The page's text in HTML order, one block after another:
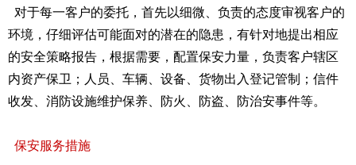
对于每一客户的委托，首先以细微、负责的态度审视客户的
环境，仔细评估可能面对的潜在的隐患，有针对地提出相应
的安全策略报告，根据需要，配置保安力量，负责客户辖区
内资产保卫；人员、车辆、设备、货物出入登记管制；信件
收发、消防设施维护保养、防火、防盗、防治安事件等。
保安服务措施